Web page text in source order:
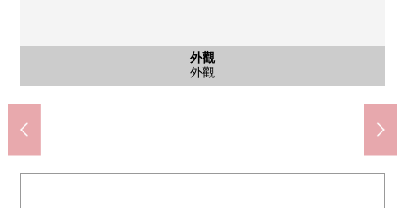
外觀
外觀
客廳
※圖片，在實際的室內照片以及戶型平面圖的基礎上，是在CG重
新顯現的"空房翻新形象"，并且多少和實際不一樣。
廚房
廚房
廚房
廚房
洗臉
洗臉
洗臉
洗臉
公共汽車
公共汽車
陽台
陽台
風景
風景
共有部分
共用走廊
入口
入口
入口
入口
共有部分
停車場
停車場
共有部分
腳踏車停放處
入口
入口
入口
入口
大廳
大廳
大廳
大廳
其他
共有部分
共有部分
其他當地
外觀
外觀
外觀
外觀
其他當地
Mybasket欠真間2丁目商店(約450m)
THE BIG-A市川湊新田商店(約670m)
7-Eleven欠真間商店(約510m)
鬆本清市川行德商店(約700m)
讓說醫院(約70m)
行德郵局(約260m)
市川市立南行德小學(約790m)
市川市立幸運榮中學(約550m)